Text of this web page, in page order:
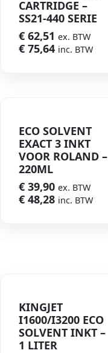
CARTRIDGE –
SS21-440 SERIE
€ 62,51 ex. BTW
€ 75,64 inc. BTW
ECO SOLVENT
EXACT 3 INKT
VOOR ROLAND –
220ML
€ 39,90 ex. BTW
€ 48,28 inc. BTW
KINGJET
I1600/I3200 ECO
SOLVENT INKT –
1 LITER